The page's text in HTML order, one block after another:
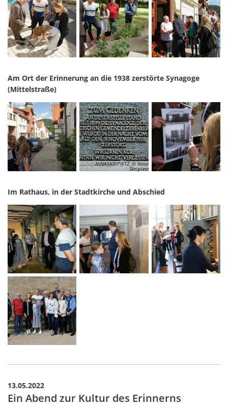
Am Ort der Erinnerung an die 1938 zerstörte Synagoge
(Mittelstraße)
NINASKRIPIETZ, © Nina
Skripietz
Im Rathaus, in der Stadtkirche und Abschied
13.05.2022
Ein Abend zur Kultur des Erinnerns